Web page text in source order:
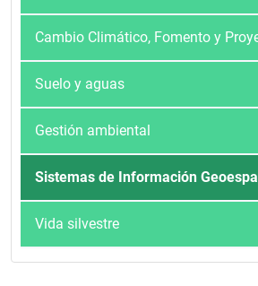
Cambio Climático, Fomento y
Suelo y aguas
Gestión ambiental
Sistemas de Información
Vida silvestre